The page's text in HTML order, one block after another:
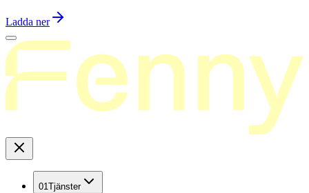
Ladda ner
01Tjänster